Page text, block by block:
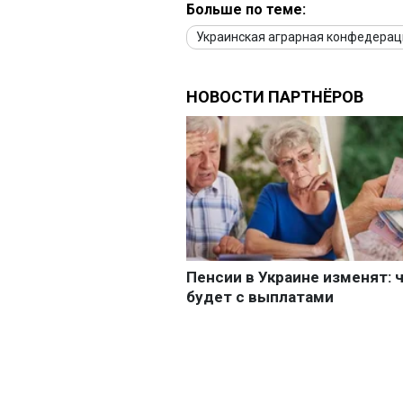
Больше по теме:
Украинская аграрная